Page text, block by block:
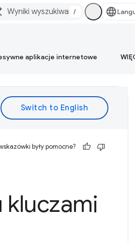
/
aplikacje internetowe
były pomocne?
kluczami